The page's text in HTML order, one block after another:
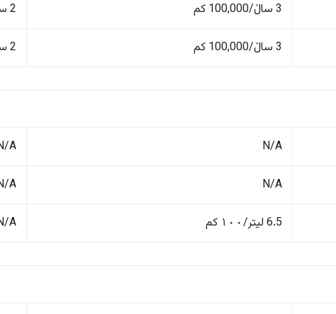
3 ساڵ/100,000 کم 2 ساڵ
3 ساڵ/100,000 کم 2 ساڵ
N/A
A
N/A
A
6.5 لیتر/١٠٠ کم A